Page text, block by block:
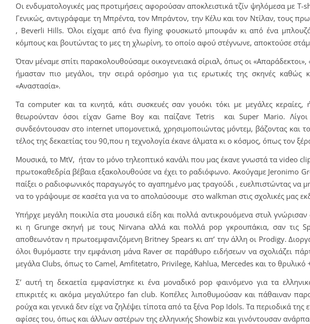
Οι ενδυματολογικές μας προτιμήσεις αφορούσαν αποκλειστικά τζίν ψηλόμεσα με
Γενικώς, αντιγράφαμε τη Μπρέντα, τον Μπράντον, την Κέλυ και τον Ντίλαν, τους
, Beverli Ηills. Όλοι είχαμε από ένα flying φουσκωτό μπουφάν κι από ένα
κόμπους και βουτώντας το μες τη χλωρίνη, το οποίο αφού στέγνωνε, αποκτούσε
Όταν μέναμε σπίτι παρακολουθούσαμε οικογενειακά σίριαλ, όπως οι «Απαράδεκτοι»,
ήμασταν πιο μεγάλοι, την σειρά ορόσημο για τις ερωτικές της σκηνές
«Αναστασία».
Τα computer και τα κινητά, κάτι συσκευές σαν γουόκι τόκι με μεγάλες
θεωρούνταν όσοι είχαν Game Boy και παίζανε Tetris και Super Mario. Λίγοι
συνδεόντουσαν στο internet υπομονετικά, χρησιμοποιώντας μόντεμ, βάζοντας και
τέλος της δεκαετίας του 90,που η τεχνολογία έκανε άλματα κι ο κόσμος, όπως τον
Μουσικά, το MtV, ήταν το μόνο τηλεοπτικό κανάλι που μας έκανε γνωστά τα video
πρωτοκαθεδρία βέβαια εξακολουθούσε να έχει το ραδιόφωνο. Ακούγαμε Jeronimo
παίξει ο ραδιοφωνικός παραγωγός το αγαπημένο μας τραγούδι , ευελπιστώντας να
να το γράψουμε σε κασέτα για να το απολαύσουμε στο walkman στις σχολικές μας
Υπήρχε μεγάλη ποικιλία στα μουσικά είδη και πολλά αντικρουόμενα στυλ
κι η Grunge σκηνή με τους Nirvana αλλά και πολλά pop γκρουπάκια, σαν τις
αποθεωνόταν η πρωτοεμφανιζόμενη Britney Spears κι απ’ την άλλη οι Prodigy.
όλοι θυμόμαστε την εμφάνιση μάνα Raver σε παράθυρο ειδήσεων να σχολιάζει
μεγάλα Clubs, όπως το Camel, Amfitetatro, Privilege, Kahlua, Mercedes και το θρυλικό
Σ’ αυτή τη δεκαετία εμφανίστηκε κι ένα μοναδικό pop φαινόμενο για τα
επικριτές κι ακόμα μεγαλύτερο fan club. Κοπέλες λιποθυμούσαν και πάθαιναν
ρούχα και γενικά δεν είχε να ζηλέψει τίποτα από τα ξένα Pop Idols. Τα περιοδικά της
αφίσες του, όπως και άλλων αστέρων της ελληνικής Showbiz και γινόντουσαν